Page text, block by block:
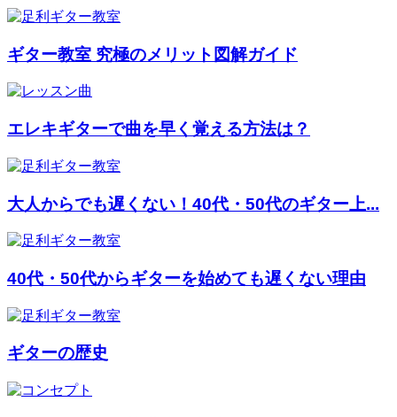
ギター教室 究極のメリット図解ガイド
エレキギターで曲を早く覚える方法は？
大人からでも遅くない！40代・50代のギター上...
40代・50代からギターを始めても遅くない理由
ギターの歴史